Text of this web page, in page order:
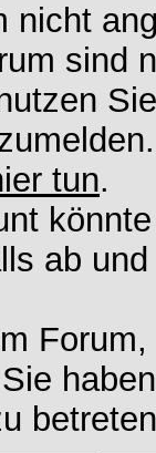
nicht
sind
tun.
ab